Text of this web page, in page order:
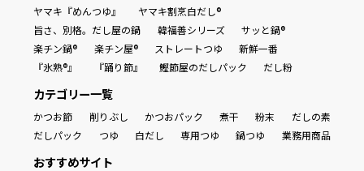
ヤマキ『めんつゆ』
ヤマキ割烹白だし®
旨さ、別格。だし屋の鍋
韓福善シリーズ
サッと鍋®
楽チン鍋®
楽チン屋® ストレートつゆ
新鮮一番
『氷熟®』
『踊り節』 鰹節屋のだしパック だし粉
カテゴリー一覧
かつお節 削りぶし かつおパック 煮干 粉末
だしの素
だしパック
つゆ 白だし 専用つゆ 鍋つゆ 業務用商品
おすすめサイト